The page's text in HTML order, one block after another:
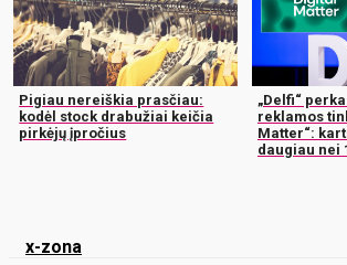
Pigiau nereiškia prasčiau:
kodėl stock drabužiai keičia
pirkėjų įpročius
„Delfi“
reklamos
Matter“:
daugiau nei
x-zona